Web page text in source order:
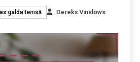
galda tenisā Dereks Vinslows